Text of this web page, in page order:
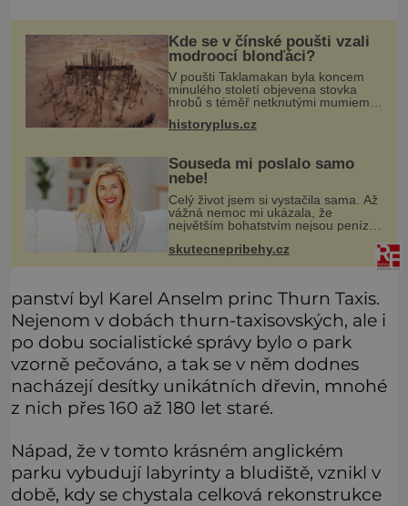
Kde se v čínské poušti vzali
modroocí blonďáci?
V poušti Taklamakan byla koncem
minulého století objevena stovka
hrobů s téměř netknutými mumiemi.
četnými milodary. Asi nejvíc přitom
historyplus.cz
Souseda mi poslalo samo
nebe!
Celý život jsem si vystačila sama. Až
vážná nemoc mi ukázala, že
největším bohatstvím nejsou peníze
ochotný podat pomocnou ruku.
skutecnepribehy.cz
panství byl Karel Anselm princ Thurn Taxis.
Nejenom v dobách thurn-taxisovských, ale i
po dobu socialistické správy bylo o park
vzorně pečováno, a tak se v něm dodnes
nacházejí desítky unikátních dřevin, mnohé
z nich přes 160 až 180 let staré.
Nápad, že v tomto krásném anglickém
parku vybudují labyrinty a bludiště, vznikl v
době, kdy se chystala celková rekonstrukce